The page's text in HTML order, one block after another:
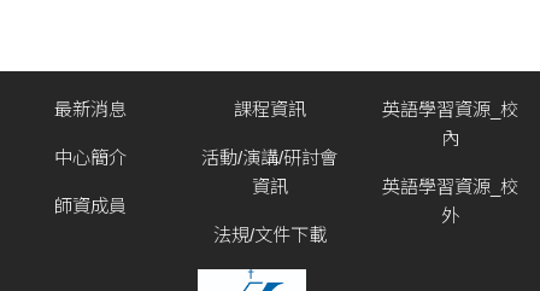
最新消息
中心簡介
師資成員
課程資訊
活動/演講/研討會
資訊
法規/文件下載
英語學習資源_校
內
英語學習資源_校
外